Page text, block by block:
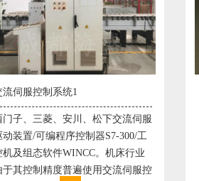
交流伺服控制系统2
西门子、三菱、安川、松下交流伺服
驱动装置/可编程序控制器S7-300/工
控机及组态软件WINCC。机床行业
由于其控制精度普遍使用交流伺服控